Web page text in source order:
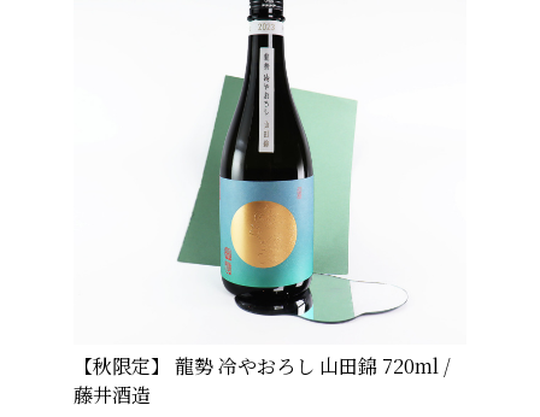
【秋限定】 龍勢 冷やおろし 山田錦 720ml /
藤井酒造